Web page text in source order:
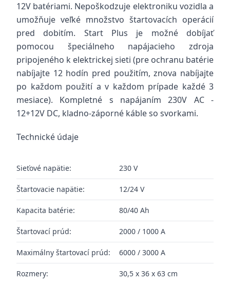
12V batériami. Nepoškodzuje elektroniku vozidla a
umožňuje veľké množstvo štartovacích operácií
pred dobitím. Start Plus je možné dobíjať
pomocou špeciálneho napájacieho zdroja
pripojeného k elektrickej sieti (pre ochranu batérie
nabíjajte 12 hodín pred použitím, znova nabíjajte
po každom použití a v každom prípade každé 3
mesiace). Kompletné s napájaním 230V AC -
12+12V DC, kladno-záporné káble so svorkami.
Technické údaje
Sieťové napätie: 230 V
Štartovacie napätie: 12/24 V
Kapacita batérie: 80/40 Ah
Štartovací prúd: 2000 / 1000 A
Maximálny štartovací prúd: 6000 / 3000 A
Rozmery: 30,5 x 36 x 63 cm